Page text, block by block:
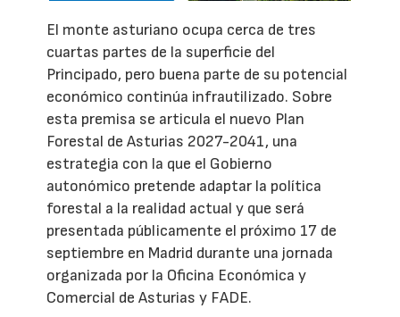
El monte asturiano ocupa cerca de tres
cuartas partes de la superficie del
Principado, pero buena parte de su potencial
económico continúa infrautilizado. Sobre
esta premisa se articula el nuevo Plan
Forestal de Asturias 2027-2041, una
estrategia con la que el Gobierno
autonómico pretende adaptar la política
forestal a la realidad actual y que será
presentada públicamente el próximo 17 de
septiembre en Madrid durante una jornada
organizada por la Oficina Económica y
Comercial de Asturias y FADE.